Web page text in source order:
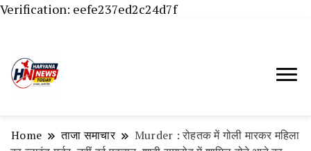
Verification: eefe237ed2c24d7f
हांसी, जींद और हरियाणा की ताजा खबरें
Haryana News Today, Haryana Live, Live
चैनल, Haryana News Today, Latest News
Home ताजा समाचार
Murder : रोहतक में गोली मारकर महिला